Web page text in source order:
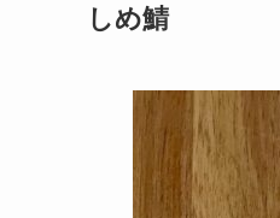
しめ鯖